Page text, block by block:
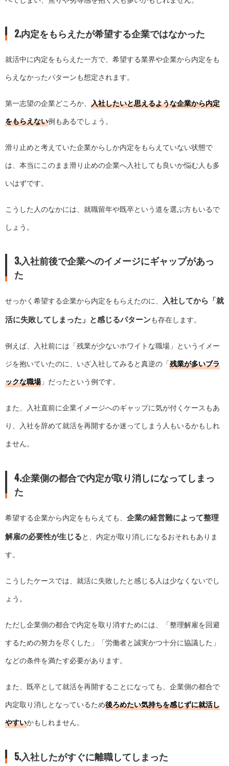
2.内定をもらえたが希望する企業ではなかった
就活中に内定をもらえた一方で、希望する業界や企業から内定をも
らえなかったパターンも想定されます。
第一志望の企業どころか、 入社したいと思えるような企業から内定
をもらえない例もあるでしょう。
滑り止めと考えていた企業からしか内定をもらえていない状態で
は、本当にこのまま滑り止めの企業へ入社しても良いか悩む人も多
いはずです。
こうした人のなかには、就職留年や既卒という道を選ぶ方もいるで
しょう。
3.入社前後で企業へのイメージにギャップがあっ
た
せっかく希望する企業から内定をもらえたのに、 入社してから「就
活に失敗してしまった」と感じるパターンも存在します。
例えば、入社前には「残業が少ないホワイトな職場」というイメー
ジを抱いていたのに、いざ入社してみると真逆の「残業が多いブラ
ックな職場」だったという例です。
また、入社直前に企業イメージへのギャップに気が付くケースもあ
り、入社を辞めて就活を再開するか迷ってしまう人もいるかもしれ
ません。
4.企業側の都合で内定が取り消しになってしまっ
た
希望する企業から内定をもらえても、 企業の経営難によって整理
解雇の必要性が生じると、内定が取り消しになるおそれもありま
す。
こうしたケースでは、就活に失敗したと感じる人は少なくないでし
ょう。
ただし企業側の都合で内定を取り消すためには、「整理解雇を回避
するための努力を尽くした」「労働者と誠実かつ十分に協議した」
などの条件を満たす必要があります。
また、既卒として就活を再開することになっても、企業側の都合で
内定取り消しとなっているため後ろめたい気持ちを感じずに就活し
やすいかもしれません。
5.入社したがすぐに離職してしまった